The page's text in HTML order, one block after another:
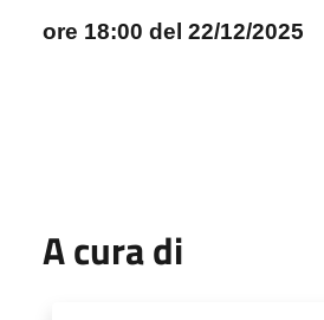
ore 18:00 del 22/12/2025
A cura di